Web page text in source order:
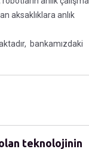
aksaklıklara anlık
bankamızdaki
teknolojinin